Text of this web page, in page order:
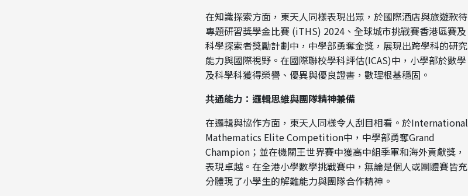
在知識探索方面，東天人同樣表現出眾，於國際酒店與旅遊款待
專題研習獎學金比賽 (iTHS) 2024、全球城市挑戰賽香港區賽及
科學探索者獎勵計劃中，中學部勇奪金獎，展現出跨學科的研究
能力與國際視野。在國際聯校學科評估(ICAS)中，小學部於數學
及科學科獲得榮譽、優異與優良證書，數理根基穩固。
共通能力：邏輯思維與團隊精神兼備
在邏輯與協作方面，東天人同樣令人刮目相看。於International
Mathematics Elite Competition中，中學部勇奪Grand
Champion；並在機關王世界賽中獲高中組季軍和海外貢獻獎，
表現卓越。在全港小學數學挑戰賽中，無論是個人或團體賽皆充
分體現了小學生的解難能力與團隊合作精神。